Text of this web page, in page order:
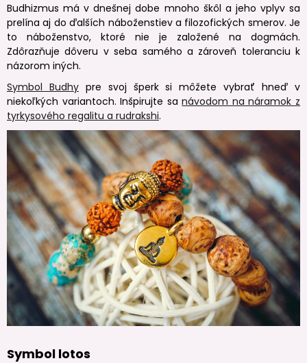
Budhizmus má v dnešnej dobe mnoho škôl a jeho vplyv sa
prelína aj do ďalších náboženstiev a filozofických smerov. Je
to náboženstvo, ktoré nie je založené na dogmách.
Zdôrazňuje dôveru v seba samého a zároveň toleranciu k
názorom iných.
Symbol Budhypre svoj šperk si môžete vybrať hneď v
niekoľkých variantoch. Inšpirujte sanávodom na náramok z
tyrkysového regalitu a rudrakshi.
Symbol lotos